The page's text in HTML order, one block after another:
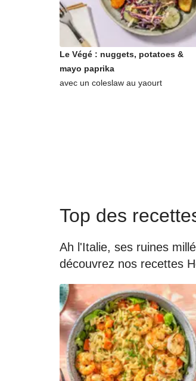
Le Végé : nuggets, potatoes &
mayo paprika
avec un coleslaw au yaourt
Top des
Ah l'Italie, ses ruines
découvrez nos recettes